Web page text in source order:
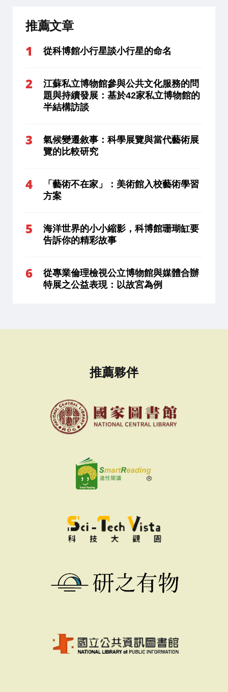
推薦文章
從科博館小行星談小行星的命名
江蘇私立博物館參與公共文化服務的問
題與持續發展：基於42家私立博物館的
半結構訪談
氣候變遷敘事：科學展覽與當代藝術展
覽的比較研究
「藝術不在家」：美術館入校藝術學習
方案
海洋世界的小小縮影，科博館珊瑚缸要
告訴你的精彩故事
從專業倫理檢視公立博物館與媒體合辦
特展之公益表現：以故宮為例
推薦夥伴